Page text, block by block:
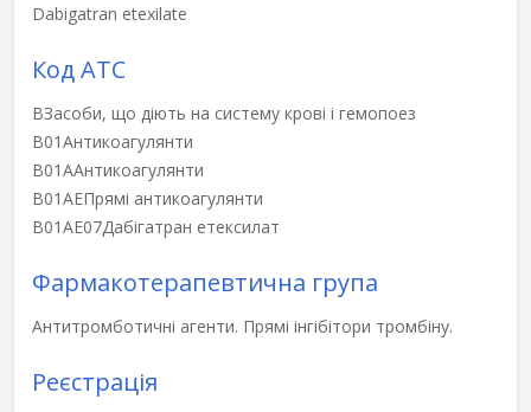
Dabigatran etexilate
Код АТС
BЗасоби, що діють на систему крові і гемопоез
B01Антикоагулянти
B01AАнтикоагулянти
B01AEПрямі антикоагулянти
B01AE07Дабігатран етексилат
Фармакотерапевтична група
Антитромботичні агенти. Прямі інгібітори тромбіну.
Реєстрація